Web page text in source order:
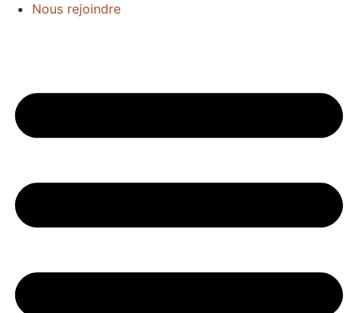
Nous rejoindre